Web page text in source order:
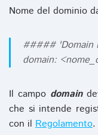
Nome del dominio
##### 'Domain
domain:
Il campo domain
che si intende
con il Regolamento.